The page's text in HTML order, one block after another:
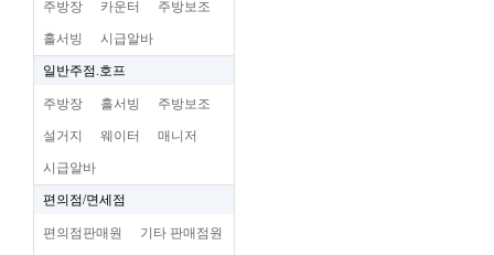
주방장 카운터 주방보조
홀서빙 시급알바
일반주점.호프
주방장 홀서빙 주방보조
설거지 웨이터 매니저
시급알바
편의점/면세점
편의점판매원 기타 판매점원